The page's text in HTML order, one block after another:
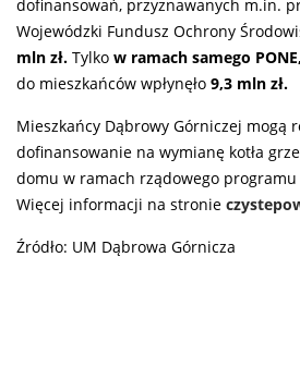
dofinansowań, przyznawanych m.in.
Wojewódzki Fundusz Ochrony
mln zł. Tylko w ramach samego PONE,
do mieszkańców wpłynęło 9,3 mln zł.
Mieszkańcy Dąbrowy Górniczej mogą
dofinansowanie na wymianę kotła
domu w ramach rządowego programu
Więcej informacji na stronie
Źródło: UM Dąbrowa Górnicza